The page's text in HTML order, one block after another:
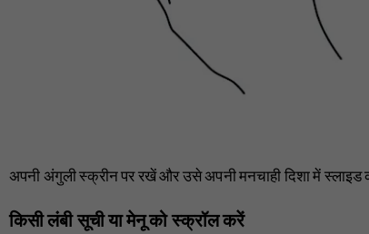
अपनी अंगुली स्क्रीन पर रखें और उसे अपनी मनचाही दिशा में स्लाइड
किसी लंबी सूची या मेनू को स्क्रॉल करें